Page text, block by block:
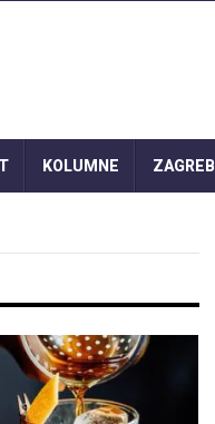
KOLUMNE ZAGREB